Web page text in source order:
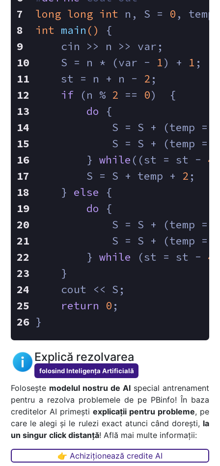
long long int n, S = 0 ,
int main ()
{
    cin >> n >> var;
    S = n * (var -
1) + 1 ;
    st = n + n -
2 ;
if (n % 2 == 0)  {
do {
S = S + (temp =
S = S + (temp =
        }
while ((st = st - 4
        S = S + temp +
2 ;
    }
else {
do {
S = S + (temp =
S = S + (temp =
        }
while (st = st - 4
    }
    cout << S;
return
0 ;
}
Explică rezolvarea
folosind Inteligența Artificială
Folosește modelul nostru de AIspecial antrenament
pentru a rezolva problemele de pe PBinfo! În baza
creditelor AI primești explicații pentru probleme, pe
care le alegi și le rulezi exact atunci când dorești, la
un singur click distanță! Află mai multe informații:
👉 Achiziționează credite AI